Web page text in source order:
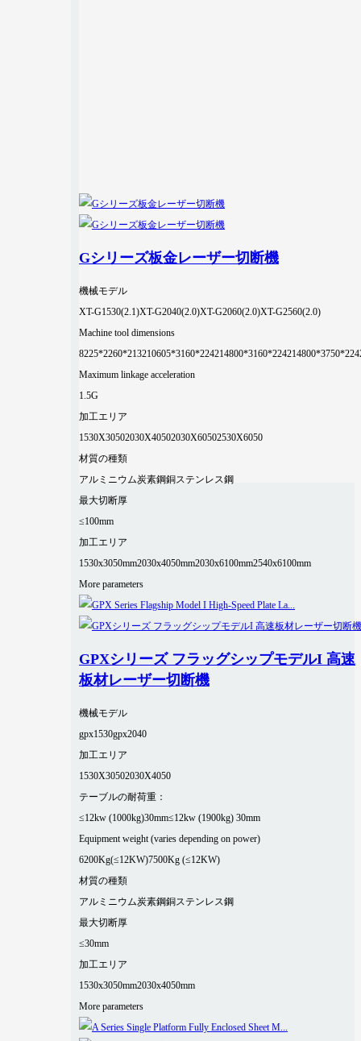
Gシリーズ板金レーザー切断機
機械モデル
XT-G1530(2.1)XT-G2040(2.0)XT-G2060(2.0)XT-G2560(2.0)
Machine tool dimensions
8225*2260*213210605*3160*224214800*3160*2242
Maximum linkage acceleration
1.5G
加工エリア
1530X30502030X40502030X60502530X6050
材質の種類
アルミニウム炭素鋼銅ステンレス鋼
最大切断厚
≤100mm
加工エリア
1530x3050mm2030x4050mm2030x6100mm2540x6100mm
More parameters
GPXシリーズ フラッグシップモデルI 高速
板材レーザー切断機
機械モデル
gpx1530gpx2040
加工エリア
1530X30502030X4050
テーブルの耐荷重：
≤12kw (1000kg)30mm≤12kw (1900kg) 30mm
Equipment weight (varies depending on power)
6200Kg(≤12KW)7500Kg (≤12KW)
材質の種類
アルミニウム炭素鋼銅ステンレス鋼
最大切断厚
≤30mm
加工エリア
1530x3050mm2030x4050mm
More parameters